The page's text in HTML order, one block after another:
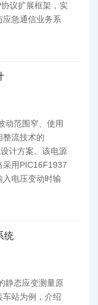
议扩展框架，实
急通信业务系
动范围窄、使用
整流技术的
计方案。该电源
采用PIC16F1937
电压变动时输
统
静态应变测量原
站为例，介绍